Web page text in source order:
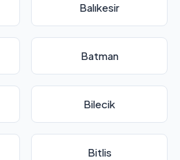
Balıkesir
Batman
Bilecik
Bitlis